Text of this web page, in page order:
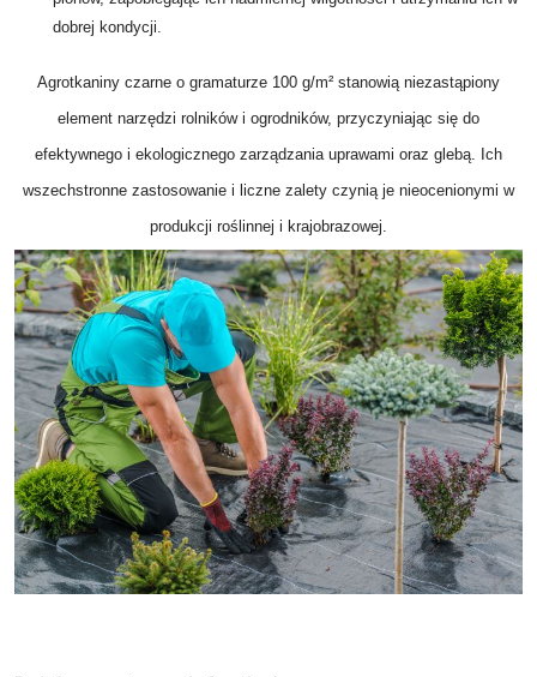
dobrej kondycji.
Agrotkaniny czarne o gramaturze 100 g/m² stanowią niezastąpiony
element narzędzi rolników i ogrodników, przyczyniając się do
efektywnego i ekologicznego zarządzania uprawami oraz glebą. Ich
wszechstronne zastosowanie i liczne zalety czynią je nieocenionymi w
produkcji roślinnej i krajobrazowej.